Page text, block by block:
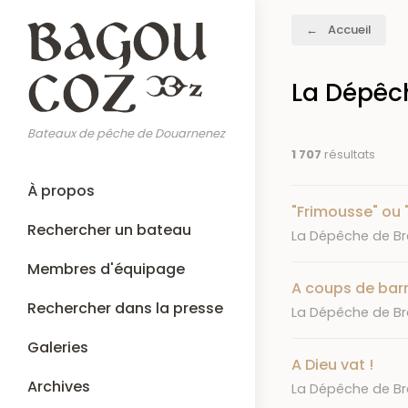
contenu
principal
Bateaux de pêche de Douarnenez
Main
navigation
À propos
Rechercher un bateau
Membres d'équipage
Rechercher dans la presse
Galeries
Archives
Accueil
La
1 707 résultats
"Frimousse" ou
Journal
La Dépêche de
A coups de
Journal
La Dépêche de
A Dieu vat !
Journal
La Dépêche de